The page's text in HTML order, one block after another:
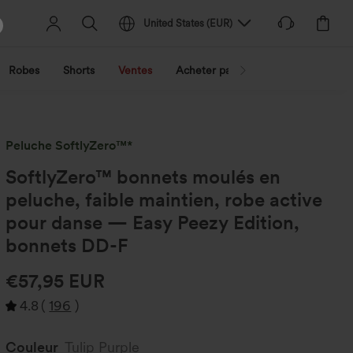
United States ( EUR)
Robes Shorts Ventes Acheter par activité
Peluche SoftlyZero™*
SoftlyZero™ bonnets moulés en
peluche, faible maintien, robe active
pour danse — Easy Peezy Edition,
bonnets DD-F
€57,95 EUR
4.8 ( 196 )
Couleur Tulip Purple